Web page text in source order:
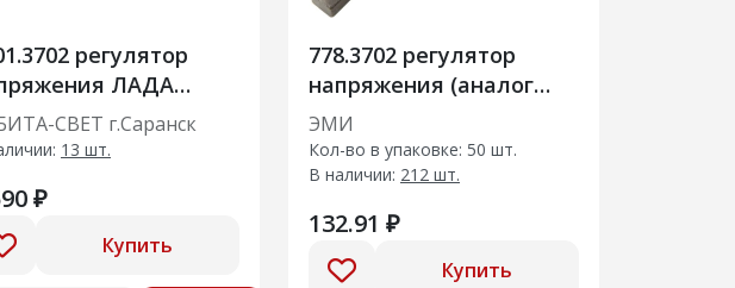
регулятор
ЛАДА
СВЕТ г.Саранск
13 шт.
₽
Купить
778.3702 регулятор
напряжения (аналог
36.3702)
ЭМИ
Кол-во в упаковке: 50 шт.
В наличии: 212 шт.
132.91 ₽
Купить